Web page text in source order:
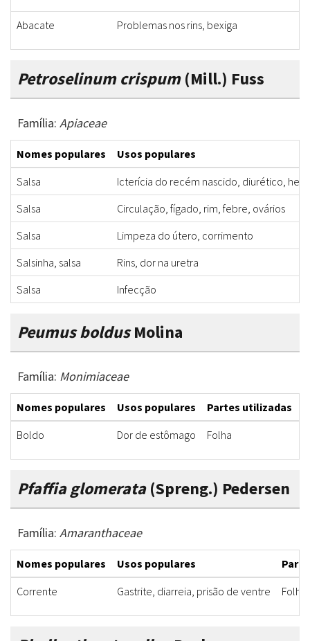
Abacate Problemas nos rins, bexiga
Petroselinum crispum(Mill.) Fuss
Família: Apiaceae
Nomes populares
Usos populares
Salsa
Icterícia do recém nascido, diurético,
Salsa
Circulação, fígado, rim, febre, ovários
Salsa
Limpeza do útero, corrimento
Salsinha, salsa
Rins, dor na uretra
Salsa
Infecção
Peumus boldusMolina
Família: Monimiaceae
Nomes populares Usos populares Partes utilizadas
Boldo
Dor de estômago Folha
Pfaffia glomerata(Spreng.) Pedersen
Família: Amaranthaceae
Nomes populares Usos populares
Corrente
Gastrite, diarreia, prisão de ventre Folha